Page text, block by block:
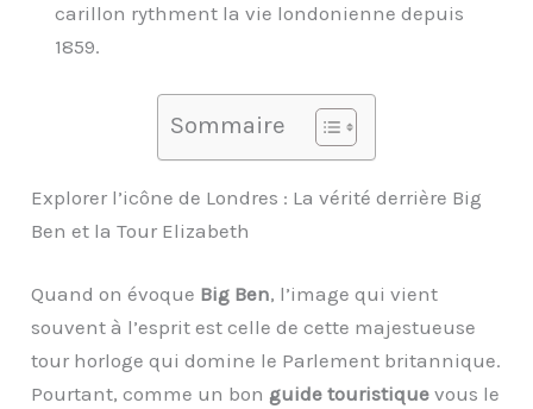
carillon rythment la vie londonienne depuis
1859.
Sommaire
Explorer l’icône de Londres : La vérité derrière Big
Ben et la Tour Elizabeth
Quand on évoque Big Ben, l’image qui vient
souvent à l’esprit est celle de cette majestueuse
tour horloge qui domine le Parlement britannique.
Pourtant, comme un bon guide touristique vous le